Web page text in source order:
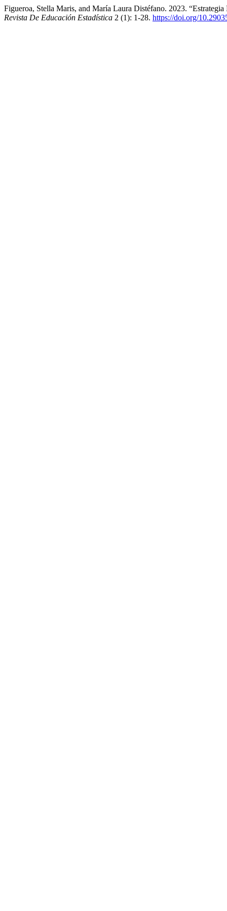
Figueroa, Stella Maris, and María Laura Distéfano. 2023.
Revista De Educación Estadística 2 (1): 1-28. https://doi.org/